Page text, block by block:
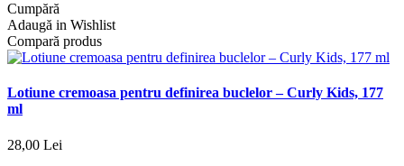
Cumpără
Adaugă in Wishlist
Compară produs
Lotiune cremoasa pentru definirea buclelor – Curly Kids, 177
ml
28,00 Lei